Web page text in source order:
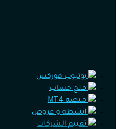
يوتيوب فوركس
فتح حساب
منصة MT4
انشطة و عروض
تقييم الشركات